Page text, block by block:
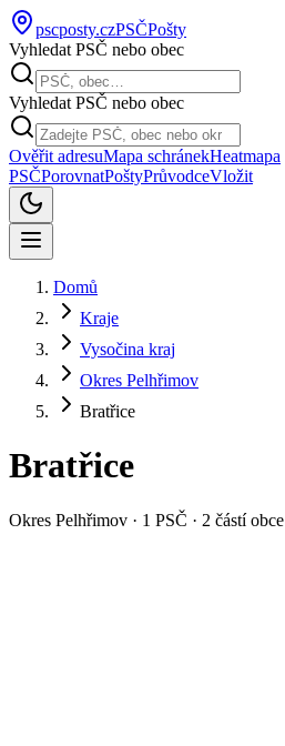
pscposty.czPSČPošty
Vyhledat PSČ nebo obec
Vyhledat PSČ nebo obec
Ověřit adresuMapa schránekHeatmapa
PSČPorovnatPoštyPrůvodceVložit
Domů
Kraje
Vysočina kraj
Okres Pelhřimov
Bratřice
Bratřice
Okres Pelhřimov · 1 PSČ · 2 částí obce